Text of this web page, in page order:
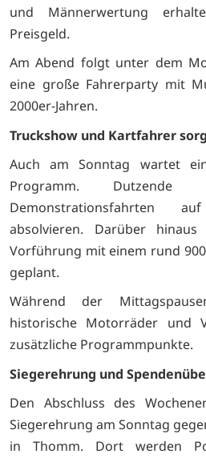
und Männerwertung
Preisgeld.
Am Abend folgt unter dem
eine große Fahrerparty mit
2000er-Jahren.
Truckshow und Kartfahrer
Auch am Sonntag wartet
Programm. Dutzende
Demonstrationsfahrten
absolvieren. Darüber
Vorführung mit einem rund
geplant.
Während der
historische Motorräder und
zusätzliche Programmpunkte.
Siegerehrung und
Den Abschluss des
Siegerehrung am Sonntag
in Thomm. Dort werden